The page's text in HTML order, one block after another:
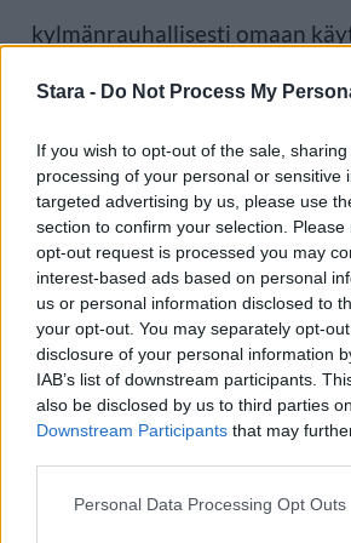
Stara - Do Not Process My
If you wish to opt-out of the sale,
processing of your personal or sensitive
targeted advertising by us, please use
section to confirm your selection.
opt-out request is processed you may
interest-based ads based on personal
us or personal information disclosed to
your opt-out. You may separately opt-
disclosure of your personal information
IAB’s list of downstream participants.
also be disclosed by us to third parties
Downstream Participants that may
Personal Data Processing Opt Outs
kylmänrauhallisesti omaan
Voit lisätä Staran Googlen
lähteeksiklikkaamalla tästäja
laatikon. Voit myös lukea lisää
liittyvistä teemoista ja
aurinkotuoli,Mallorca,uima-
samasta aihealueestaMatkailu
Ilmoita virheestä ·Tietoa meistä·